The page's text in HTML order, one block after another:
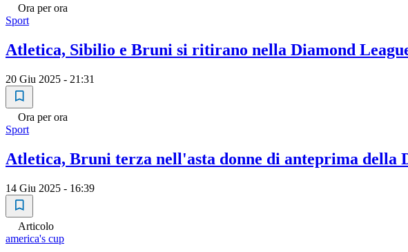
Ora per ora
Sport
Atletica, Sibilio e Bruni si ritirano nella Diamond
20 Giu 2025 - 21:31
Ora per ora
Sport
Atletica, Bruni terza nell'asta donne di anteprima della
14 Giu 2025 - 16:39
Articolo
america's cup